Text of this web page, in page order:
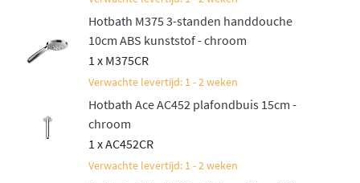
Hotbath M375 3-standen handdouche
10cm ABS kunststof - chroom
1 x M375CR
Verwachte levertijd: 1 - 2 weken
Hotbath Ace AC452 plafondbuis 15cm -
chroom
1 x AC452CR
Verwachte levertijd: 1 - 2 weken